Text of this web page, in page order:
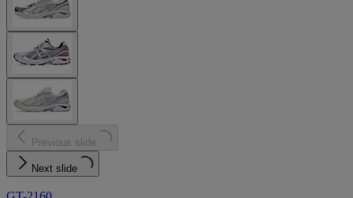
Previous slide
Next slide